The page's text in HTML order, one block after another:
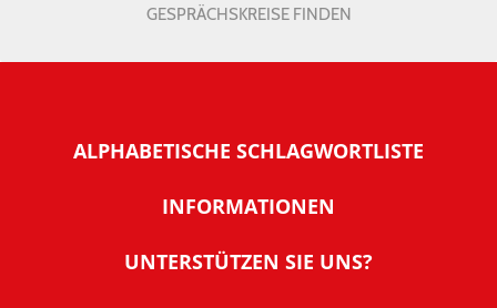
GESPRÄCHSKREISE FINDEN
ALPHABETISCHE SCHLAGWORTLISTE
INFORMATIONEN
Warum NachDenkSeiten
UNTERSTÜTZEN SIE UNS?